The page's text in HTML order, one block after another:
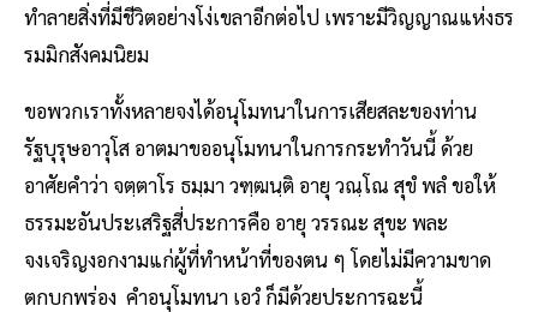
ทำลายสิ่งที่มีชีวิตอย่างโง่เขลาอีกต่อไป เพราะมีวิญญาณแห่งธร
รมมิกสังคมนิยม
ขอพวกเราทั้งหลายจงได้อนุโมทนาในการเสียสละของท่าน
รัฐบุรุษอาวุโส อาตมาขออนุโมทนาในการกระทำวันนี้ ด้วย
อาศัยคำว่า จตฺตาโร ธมฺมา วฑฺฒนฺติ อายุ วณฺโณ สุขํ พลํ ขอให้
ธรรมะอันประเสริฐสี่ประการคือ อายุ วรรณะ สุขะ พละ
จงเจริญงอกงามแก่ผู้ที่ทำหน้าที่ของตน ๆ โดยไม่มีความขาด
ตกบกพร่อง คำอนุโมทนา เอวํ ก็มีด้วยประการฉะนี้